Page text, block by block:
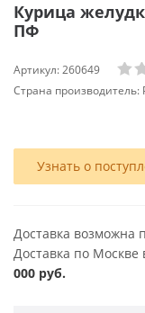
Курица
ПФ
Артикул:260649
Страна производитель:
Узнать о
Доставка возможна
Доставка по
000 руб.